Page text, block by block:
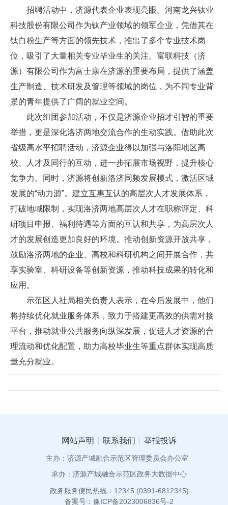
招聘活动中，济源代表企业表现亮眼。河南龙兴钛业
科技股份有限公司作为钛产业领域的领军企业，凭借其在
钛白粉生产等方面的领先技术，推出了多个专业技术岗
位，吸引了大量相关专业毕业生的关注。富联科技（济
源）有限公司作为富士康在济源的重要布局，提供了涵盖
生产制造、技术研发及管理等领域的岗位，为不同专业背
景的青年提供了广阔的就业空间。
此次组团参加活动，不仅是济源企业招才引智的重要
举措，更是深化洛济两地交流合作的生动实践。借助此次
省级高水平招聘活动，济源企业得以加强与洛阳地区高
校、人才及同行的互动，进一步拓展市场视野，提升核心
竞争力。同时，济源将创新洛济同频发展模式，激活区域
发展的“动力源”。建立互惠互认的高层次人才发展体系，
打破地域限制，实现洛济两地高层次人才在职称评定、科
研项目申报、福利待遇等方面的互认和共享，为高层次人
才的发展创造更加良好的环境。推动创新资源开放共享，
鼓励洛济两地的企业、高校和科研机构之间开展合作，共
享实验室、科研设备等创新资源，推动科技成果的转化和
应用。
示范区人社局相关负责人表示，在今后发展中，他们
将持续优化就业服务体系，致力于搭建更高效的供需对接
平台，推动就业公共服务向纵深发展，促进人才资源的合
理流动和优化配置，助力高校毕业生等重点群体实现高质
量充分就业。
网站声明 联系我们 举报投诉
主办：济源产城融合示范区管理委员会办公室
承办：济源产城融合示范区政务大数据中心
政务服务便民热线：12345 (0391-6812345)
备案号：豫ICP备2023006836号-2